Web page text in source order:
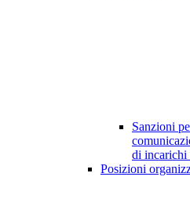
Sanzioni
di incarichi
Posizioni